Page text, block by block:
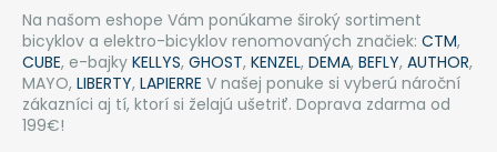
Na našom eshope Vám ponúkame široký sortiment
bicyklov a elektro-bicyklov renomovaných značiek: CTM,
CUBE, e-bajky KELLYS, GHOST, KENZEL, DEMA, BEFLY, AUTHOR,
MAYO, LIBERTY, LAPIERRE V našej ponuke si vyberú nároční
zákazníci aj tí, ktorí si želajú ušetriť. Doprava zdarma od
199€!